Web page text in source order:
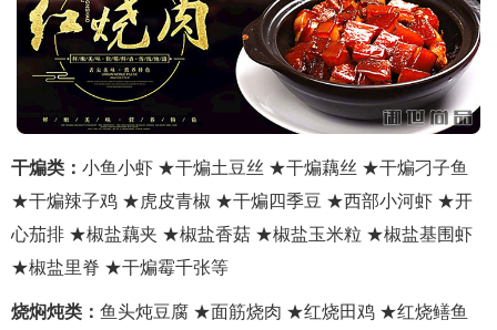
干煸类： 小鱼小虾 ★干煸土豆丝 ★干煸藕丝 ★干煸刁子鱼
★干煸辣子鸡 ★虎皮青椒 ★干煸四季豆 ★西部小河虾 ★开
心茄排 ★椒盐藕夹 ★椒盐香菇 ★椒盐玉米粒 ★椒盐基围虾
★椒盐里脊 ★干煸霉千张等
烧焖炖类： 鱼头炖豆腐 ★面筋烧肉 ★红烧田鸡 ★红烧鳝鱼